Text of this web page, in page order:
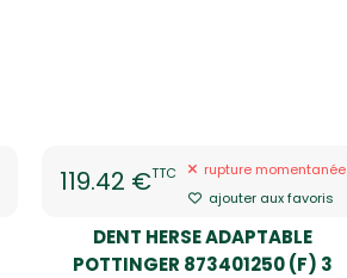
119.42 €TTC
rupture momentanée
ajouter aux favoris
DENT HERSE ADAPTABLE
POTTINGER 873401250 (F) 3